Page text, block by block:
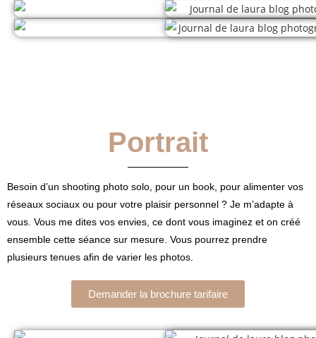
Portrait
Besoin d’un shooting photo solo, pour un book, pour alimenter vos
réseaux sociaux ou pour votre plaisir personnel ? Je m’adapte à
vous. Vous me dites vos envies, ce dont vous imaginez et on créé
ensemble cette séance sur mesure. Vous pourrez prendre
plusieurs tenues afin de varier les photos.
Demander la brochure tarifaire